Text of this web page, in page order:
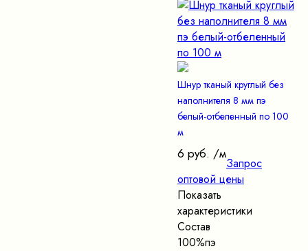
Шнур тканый круглый без
наполнителя 8 мм пэ
белый-отбеленный по 100
м
6 руб. /м
Запрос
оптовой цены
Показать
характеристики
Состав
100%пэ